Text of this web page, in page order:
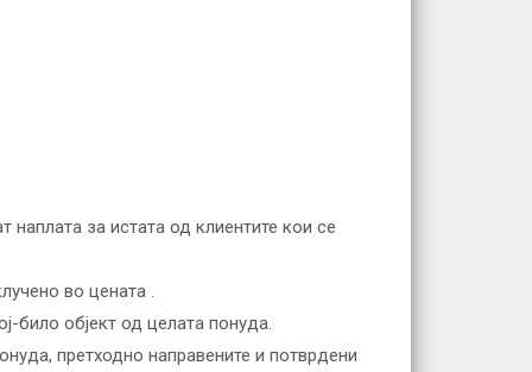
наплата за истата од клиентите кои се
во цената .
било објект од целата понуда.
претходно направените и потврдени